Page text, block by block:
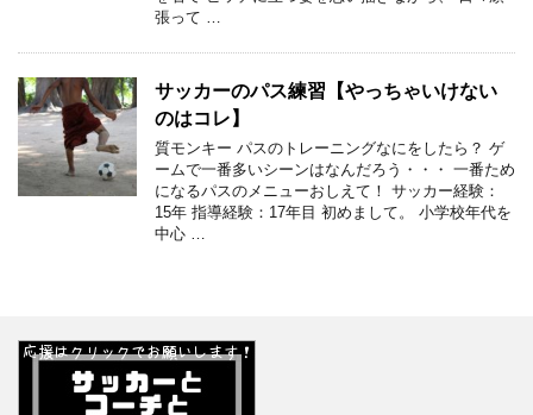
張って …
サッカーのパス練習【やっちゃいけない
のはコレ】
質モンキー パスのトレーニングなにをしたら？ ゲ
ームで一番多いシーンはなんだろう・・・ 一番ため
になるパスのメニューおしえて！ サッカー経験：
15年 指導経験：17年目 初めまして。 小学校年代を
中心 …